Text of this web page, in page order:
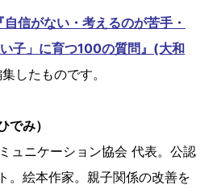
信がない・考えるのが苦手・
子」に育つ100の質問』(大和
したものです。
でみ）
ニケーション協会 代表。公認
。絵本作家。親子関係の改善を